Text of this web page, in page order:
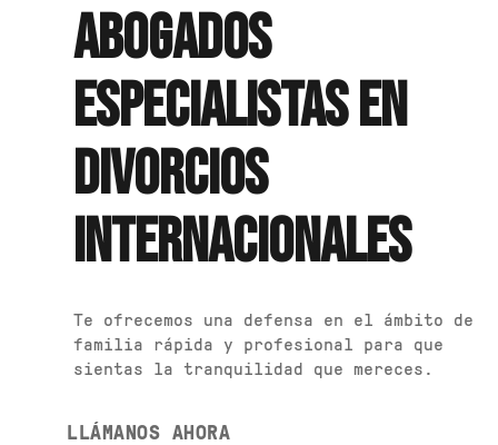
ABOGADOS
ESPECIALISTAS EN
DIVORCIOS
INTERNACIONALES
Te ofrecemos una defensa en el ámbito de
familia rápida y profesional para que
sientas la tranquilidad que mereces.
LLÁMANOS AHORA